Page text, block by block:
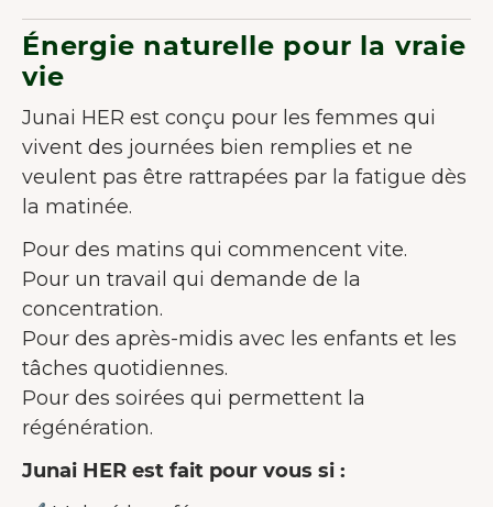
Énergie naturelle pour la vraie
vie
Junai HER est conçu pour les femmes qui
vivent des journées bien remplies et ne
veulent pas être rattrapées par la fatigue dès
la matinée.
Pour des matins qui commencent vite.
Pour un travail qui demande de la
concentration.
Pour des après-midis avec les enfants et les
tâches quotidiennes.
Pour des soirées qui permettent la
régénération.
Junai HER est fait pour vous si :